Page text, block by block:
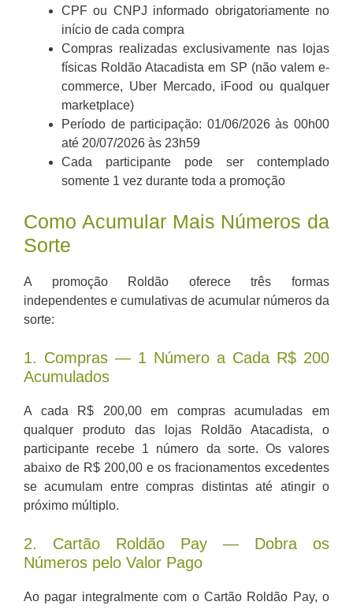
CPF ou CNPJ informado obrigatoriamente no
início de cada compra
Compras realizadas exclusivamente nas lojas
físicas Roldão Atacadista em SP (não valem e-
commerce, Uber Mercado, iFood ou qualquer
marketplace)
Período de participação: 01/06/2026 às 00h00
até 20/07/2026 às 23h59
Cada participante pode ser contemplado
somente 1 vez durante toda a promoção
Como Acumular Mais Números da
Sorte
A promoção Roldão oferece três formas
independentes e cumulativas de acumular números da
sorte:
1. Compras — 1 Número a Cada R$ 200
Acumulados
A cada R$ 200,00 em compras acumuladas em
qualquer produto das lojas Roldão Atacadista, o
participante recebe 1 número da sorte. Os valores
abaixo de R$ 200,00 e os fracionamentos excedentes
se acumulam entre compras distintas até atingir o
próximo múltiplo.
2. Cartão Roldão Pay — Dobra os
Números pelo Valor Pago
Ao pagar integralmente com o Cartão Roldão Pay, o